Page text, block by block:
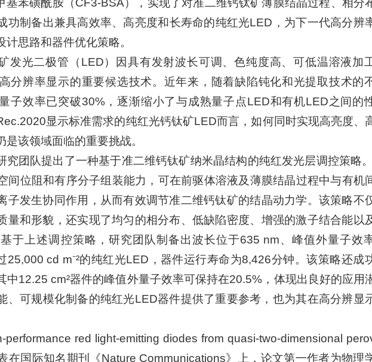
基苯磺酰胺（CF3-BSA），实现了对准二维钙钛矿薄膜结晶过程、相分
功制备出兼具高效率、高亮度和长寿命的纯红光LED，为下一代高分辨
思路和器件优化策略。
发光二极管（LED）因具有发射波长可调、色纯度高、可低温溶液加
分辨率显示的重要候选技术。近年来，随着缺陷钝化和光提取技术的
子效率已突破30%，逐渐缩小了与成熟量子点LED和有机LED之间的
显示标准需求的纯红光钙钛矿LED而言，如何同时实现高亮度、
该领域面临的重要挑战。
究团队提出了一种基于准二维钙钛矿纳米晶结构的纯红发光层调控策略
间位阻和有序分子组装能力，可在前驱体溶液及薄膜结晶过程中与有机
子发生协同作用，从而有效调节准二维钙钛矿的结晶动力学。该策略不
量和形貌，还实现了均匀的相分布、低缺陷密度、增强的激子结合能以
于上述调控策略，研究团队制备出波长位于635 nm、峰值外量子效
25,000 cd m⁻²的纯红光LED，器件运行寿命为8,426分钟。该策略还成
中12.25 cm²器件的峰值外量子效率可保持在20.5%，体现出良好的应用
、可规模化制备的纯红光LED器件提供了重要参考，也为其在高分辨显
performance red light-emitting diodes from quasi-two-dimensional
在国际知名期刊《Nature Communications》上，论文第一作者为物理